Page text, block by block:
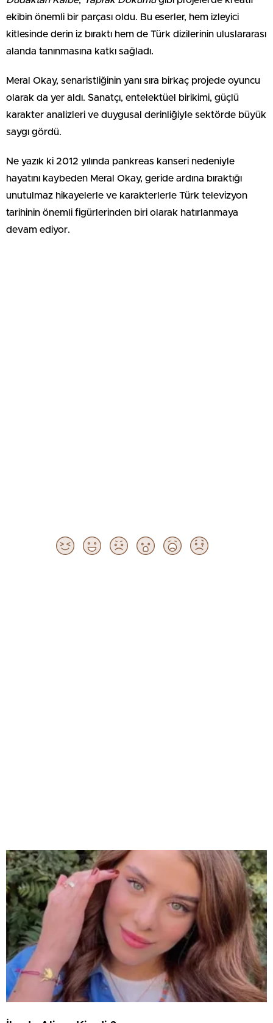
ekibin önemli bir parçası oldu. Bu eserler, hem izleyici
kitlesinde derin iz bıraktı hem de Türk dizilerinin uluslararası
alanda tanınmasına katkı sağladı.
Meral Okay, senaristliğinin yanı sıra birkaç projede oyuncu
olarak da yer aldı. Sanatçı, entelektüel birikimi, güçlü
karakter analizleri ve duygusal derinliğiyle sektörde büyük
saygı gördü.
Ne yazık ki 2012 yılında pankreas kanseri nedeniyle
hayatını kaybeden Meral Okay, geride ardına bıraktığı
unutulmaz hikayelerle ve karakterlerle Türk televizyon
tarihinin önemli figürlerinden biri olarak hatırlanmaya
devam ediyor.